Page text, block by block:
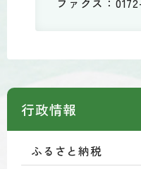
行政情報
ふるさと納税